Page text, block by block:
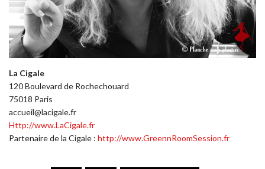
La Cigale
120 Boulevard de Rochechouard
75018 Paris
accueil@lacigale.fr
Http://www.LaCigale.fr
Partenaire de la Cigale : http://www.GreennRoomSession.fr